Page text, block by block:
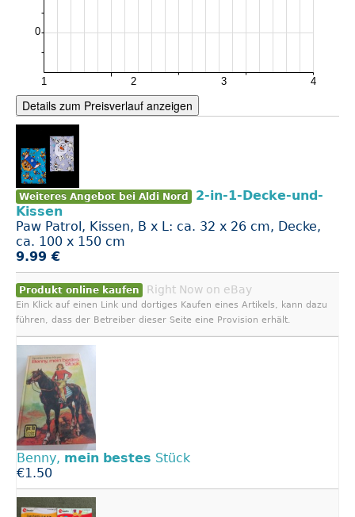
Details zum Preisverlauf anzeigen
Weiteres Angebot bei Aldi Nord
2-in-1-Decke-und-
Kissen
Paw Patrol, Kissen, B x L: ca. 32 x 26 cm, Decke,
ca. 100 x 150 cm
9.99 €
Produkt online kaufen Right Now on eBay
Ein Klick auf einen Link und dortiges Kaufen eines Artikels, kann dazu
führen, dass der Betreiber dieser Seite eine Provision erhält.
Benny, mein bestes Stück
€1.50